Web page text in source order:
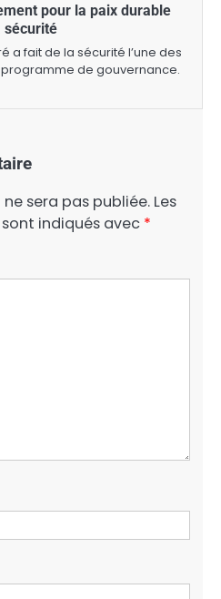
pour la paix durable
sécurité
a fait de la sécurité l’une des
de gouvernance.
sera pas publiée. Les
indiqués avec *